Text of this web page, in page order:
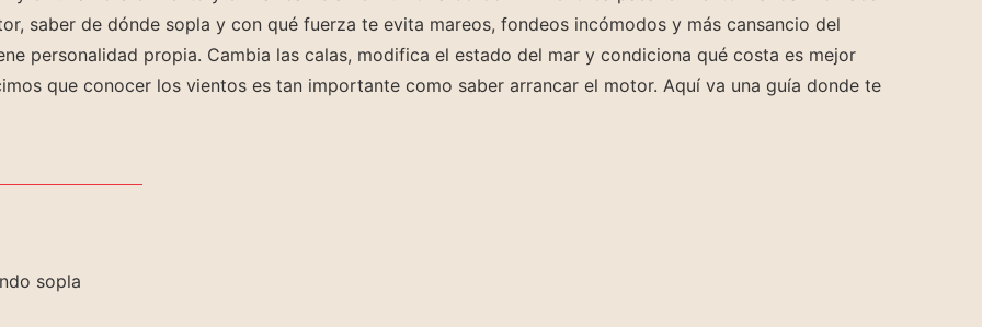
saber de dónde sopla y con qué fuerza te evita mareos, fondeos incómodos y más cansancio del
personalidad propia. Cambia las calas, modifica el estado del mar y condiciona qué costa es mejor
que conocer los vientos es tan importante como saber arrancar el motor. Aquí va una guía donde te
sopla